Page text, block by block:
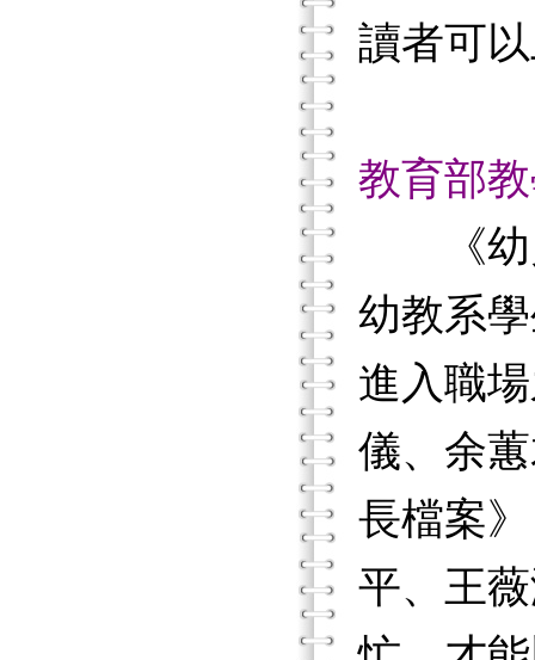
讀者可
教育部
《幼兒
幼教系
進入職
儀、余
長檔案
平、王